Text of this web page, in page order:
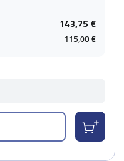
143,75 €
115,00 €